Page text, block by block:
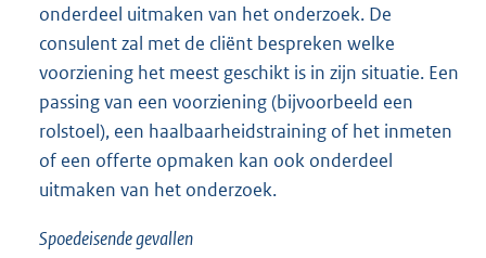
onderdeel uitmaken van het onderzoek. De
consulent zal met de cliënt bespreken welke
voorziening het meest geschikt is in zijn situatie. Een
passing van een voorziening (bijvoorbeeld een
rolstoel), een haalbaarheidstraining of het inmeten
of een offerte opmaken kan ook onderdeel
uitmaken van het onderzoek.
Spoedeisende gevallen